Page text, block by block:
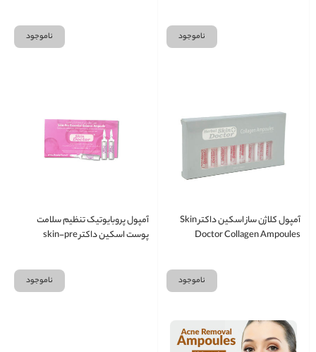
ناموجود ناموجود
آمپول کلاژن ساز اسکین داکتر Skin
Doctor Collagen Ampoules
ناموجود
آمپول پروبایوتیک تنظیم سلامت
پوست اسکین داکتر skin-pre
ناموجود